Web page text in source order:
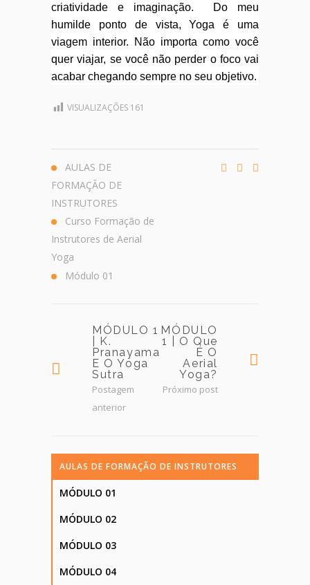
criatividade e imaginação. Do meu
humilde ponto de vista, Yoga é uma
viagem interior. Não importa como você
quer viajar, se você não perder o foco vai
acabar chegando sempre no seu objetivo.
VISUALIZAÇÕES 161
AULAS DE
FORMAÇÃO DE
INSTRUTORES
Curso Formação de
Instrutores de Aerial
Yoga
Módulo 01
MÓDULO 1
| K.
Pranayama
E O Yoga
Sutra
Postagem
anterior
MÓDULO
1 | O Que
É O
Aerial
Yoga?
Próximo post
AULAS DE FORMAÇÃO DE INSTRUTORES
MÓDULO 01
MÓDULO 02
MÓDULO 03
MÓDULO 04